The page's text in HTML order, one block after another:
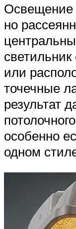
Освещение
но
или
точечные
результат
особенно
одном